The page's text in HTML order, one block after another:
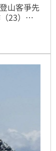
山客爭先
23）日
可疑血
一度發文
此，中鋼